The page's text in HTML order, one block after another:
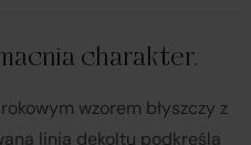
charakter.
wzorem błyszczy z
linia dekoltu podkreśla